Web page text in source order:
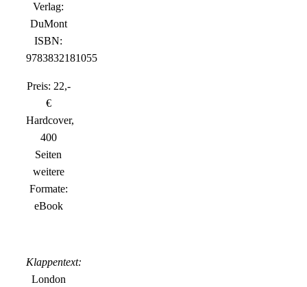
Verlag:
DuMont
ISBN:
9783832181055
Preis: 22,-
€
Hardcover,
400
Seiten
weitere
Formate:
eBook
Klappentext:
London